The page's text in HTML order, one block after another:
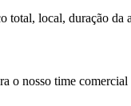
local, duração da
o nosso time